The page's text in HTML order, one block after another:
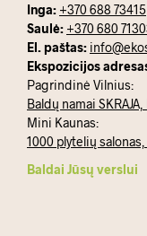
Inga: +370 688 73415
Saulė: +370 680
El. paštas:
Ekspozicijos
Pagrindinė Vilnius:
Baldų namai
Mini Kaunas:
1000 plytelių
Baldai Jūsų verslui